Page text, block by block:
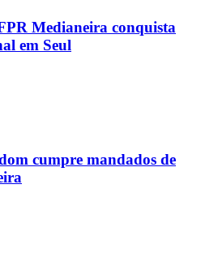
Medianeira conquista
em Seul
cumpre mandados de